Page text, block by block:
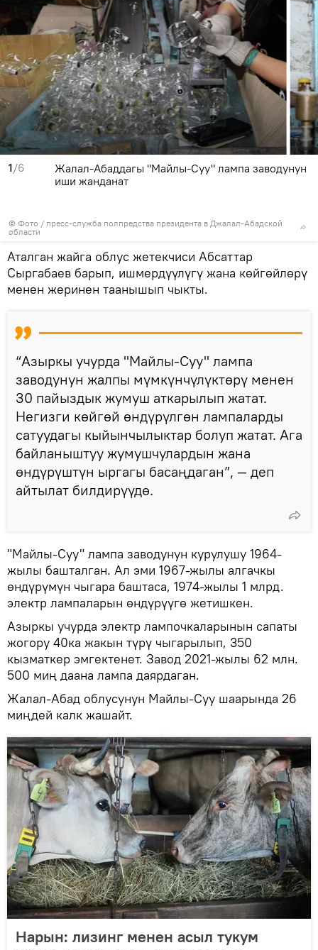
1/6
© Фото / пресс-служба полпредства президента в Джалал-Абадской
области
Жалал-Абаддагы "Майлы-Суу" лампа заводунун
иши жанданат
Аталган жайга облус жетекчиси Абсаттар
Сыргабаев барып, ишмердүүлүгү жана көйгөйлөрү
менен жеринен таанышып чыкты.
“Азыркы учурда "Майлы-Суу" лампа
заводунун жалпы мүмкүнчүлүктөрү менен
30 пайыздык жумуш аткарылып жатат.
Негизги көйгөй өндүрүлгөн лампаларды
сатуудагы кыйынчылыктар болуп жатат. Ага
байланыштуу жумушчулардын жана
өндүрүштүн ыргагы басаңдаган”, — деп
айтылат билдирүүдө.
"Майлы-Суу" лампа заводунун курулушу 1964-
жылы башталган. Ал эми 1967-жылы алгачкы
өндүрүмүн чыгара баштаса, 1974-жылы 1 млрд.
электр лампаларын өндүрүүгө жетишкен.
Азыркы учурда электр лампочкаларынын сапаты
жогору 40ка жакын түрү чыгарылып, 350
кызматкер эмгектенет. Завод 2021-жылы 62 млн.
500 миң даана лампа даярдаган.
Жалал-Абад облусунун Майлы-Суу шаарында 26
миңдей калк жашайт.
Нарын: лизинг менен асыл тукум